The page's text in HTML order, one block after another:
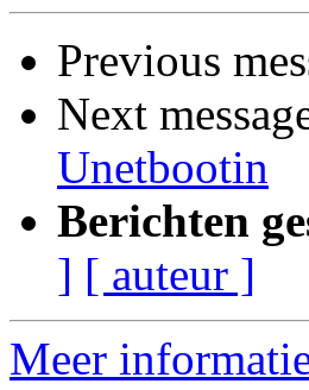
Previous
Next
Unetbootin
Berichten
] [ auteur ]
Meer